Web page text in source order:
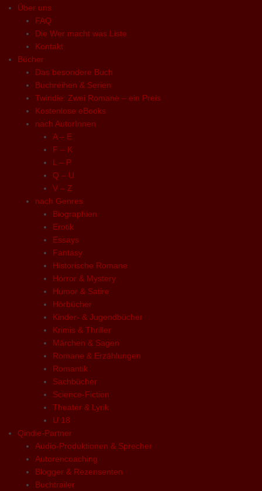
Über uns
FAQ
Die Wer macht was Liste
Kontakt
Bücher
Das besondere Buch
Buchreihen & Serien
Twindie: Zwei Romane – ein Preis
Kostenlose eBooks
nach AutorInnen
A – E
F – K
L – P
Q – U
V – Z
nach Genres
Biographien
Erotik
Essays
Fantasy
Historische Romane
Horror & Mystery
Humor & Satire
Hörbücher
Kinder- & Jugendbücher
Krimis & Thriller
Märchen & Sagen
Romane & Erzählungen
Romantik
Sachbücher
Science-Fiction
Theater & Lyrik
U 18
Qindie-Partner
Audio-Produktionen & Sprecher
Autorencoaching
Blogger & Rezensenten
Buchtrailer